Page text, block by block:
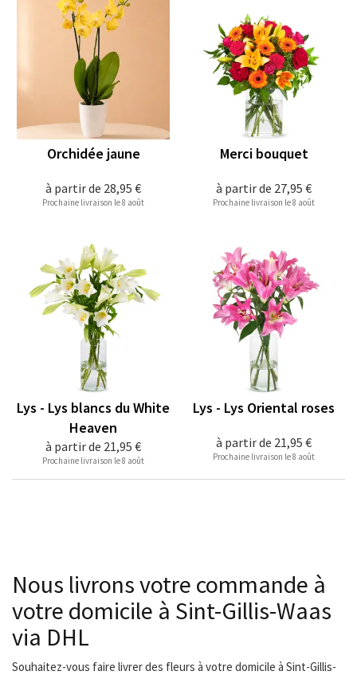
à partir de 28,95 €
Orchidée jaune
Prochaine livraison le 8 août
à partir de 27,95 €
Merci bouquet
Prochaine livraison le 8 août
à partir de 21,95 €
Lys - Lys blancs du White
Heaven
Prochaine livraison le 8 août
à partir de 21,95 €
Lys - Lys Oriental roses
Prochaine livraison le 8 août
Nous livrons votre commande à
votre domicile à Sint-Gillis-Waas
via DHL
Souhaitez-vous faire livrer des fleurs à votre domicile à Sint-Gillis-